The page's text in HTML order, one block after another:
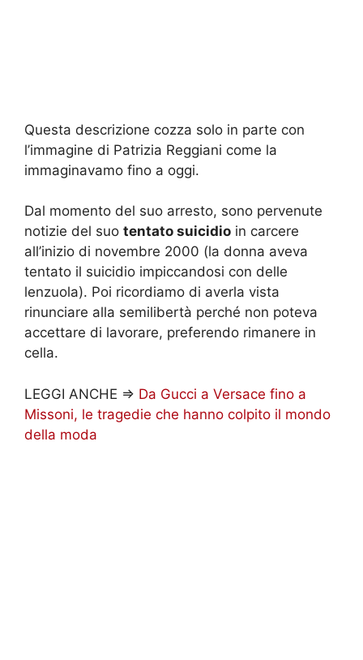
Questa descrizione cozza solo in parte con
l’immagine di Patrizia Reggiani come la
immaginavamo fino a oggi.
Dal momento del suo arresto, sono pervenute
notizie del suo tentato suicidio in carcere
all’inizio di novembre 2000 (la donna aveva
tentato il suicidio impiccandosi con delle
lenzuola). Poi ricordiamo di averla vista
rinunciare alla semilibertà perché non poteva
accettare di lavorare, preferendo rimanere in
cella.
LEGGI ANCHE => Da Gucci a Versace fino a
Missoni, le tragedie che hanno colpito il mondo
della moda